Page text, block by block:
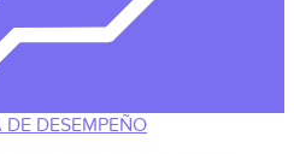
DE DESEMPEÑO